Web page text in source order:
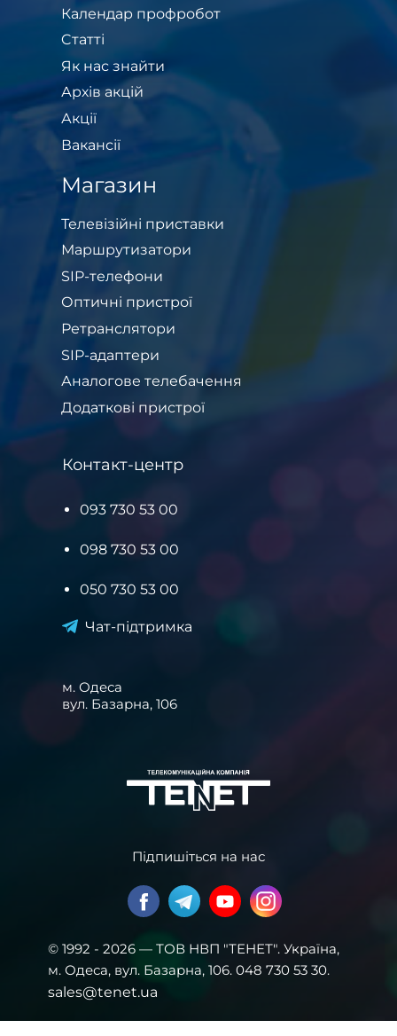
Календар профробот
Cтатті
Як нас знайти
Архів акцій
Акції
Вакансії
Магазин
Телевізійні приставки
Маршрутизатори
SIP-телефони
Оптичні пристрої
Ретранслятори
SIP-адаптери
Аналогове телебачення
Додаткові пристрої
Контакт-центр
093 730 53 00
098 730 53 00
050 730 53 00
Чат-підтримка
м. Одеса
вул. Базарна, 106
Підпишіться на нас
© 1992 - 2026 — ТОВ НВП "ТЕНЕТ". Українa,
м. Одеса, вул. Базарна, 106. 048 730 53 30.
sales@tenet.ua